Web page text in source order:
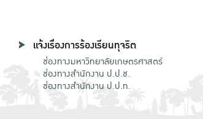
แจ้งเรื่องการร้องเรียนทุจริต
ช่องทางมหาวิทยาลัยเกษตรศาสตร์
ช่องทางสำนักงาน ป.ป.ช.
ช่องทางสำนักงาน ป.ป.ท.